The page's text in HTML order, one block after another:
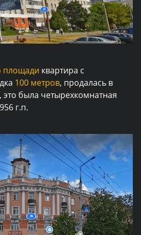
площади квартира с
100 метров, продалась в
была четырехкомнатная
г.п.